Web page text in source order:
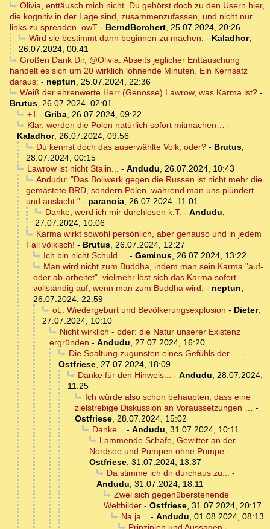
Olivia, enttäusch mich nicht. Du gehörst doch zu den Usern hier,
die kognitiv in der Lage sind, zusammenzufassen, und nicht nur
links zu spreaden. owT - BerndBorchert, 25.07.2024, 20:26
Wird sie bestimmt dann beginnen zu machen, - Kaladhor,
26.07.2024, 00:41
Großen Dank Dir, @Olivia. Abseits jeglicher Enttäuschung
handelt es sich um 20 wirklich lohnende Minuten. Ein Kernsatz
daraus: - neptun, 25.07.2024, 22:36
Weiß der ehrenwerte Herr (Genosse) Lawrow, was Karma ist?-
Brutus, 26.07.2024, 02:01
+1- Griba, 26.07.2024, 09:22
Klar, werden die Polen natürlich sofort mitmachen… -
Kaladhor, 26.07.2024, 09:56
Du kennst doch das auserwählte Volk, oder?- Brutus,
28.07.2024, 00:15
Lawrow ist nicht Stalin... - Andudu, 26.07.2024, 10:43
Andudu: "Das Bollwerk gegen die Russen ist nicht mehr die
gemästete BRD, sondern Polen, während man uns plündert
und auslacht." - paranoia, 26.07.2024, 11:01
Danke, werd ich mir durchlesen k.T. - Andudu,
27.07.2024, 10:06
Karma wirkt sowohl persönlich, aber genauso und in jedem
Fall völkisch! - Brutus, 26.07.2024, 12:27
Ich bin nicht Schuld ... - Geminus, 26.07.2024, 13:22
Man wird nicht zum Buddha, indem man sein Karma "auf-
oder ab-arbeitet", vielmehr löst sich das Karma sofort
vollständig auf, wenn man zum Buddha wird. - neptun,
26.07.2024, 22:59
ot.: Wiedergeburt und Bevölkerungsexplosion - Dieter,
27.07.2024, 10:10
Nicht wirklich - oder: die Natur unserer Existenz
ergründen - Andudu, 27.07.2024, 16:20
Die Spaltung zugunsten eines Gefühls der … -
Ostfriese, 27.07.2024, 18:09
Danke für den Hinweis... - Andudu, 28.07.2024,
11:25
Ich würde also schon behaupten, dass eine
zielstrebige Diskussion an Voraussetzungen … -
Ostfriese, 28.07.2024, 15:02
Danke... - Andudu, 31.07.2024, 10:11
Lammende Schafe, Gewitter an der
Nordsee und Pumpen ohne Pumpe -
Ostfriese, 31.07.2024, 13:37
Da stimme ich dir durchaus zu... -
Andudu, 31.07.2024, 18:11
Zwei sich gegenüberstehende
Weltbilder - Ostfriese, 31.07.2024, 20:17
Na ja... - Andudu, 01.08.2024, 08:13